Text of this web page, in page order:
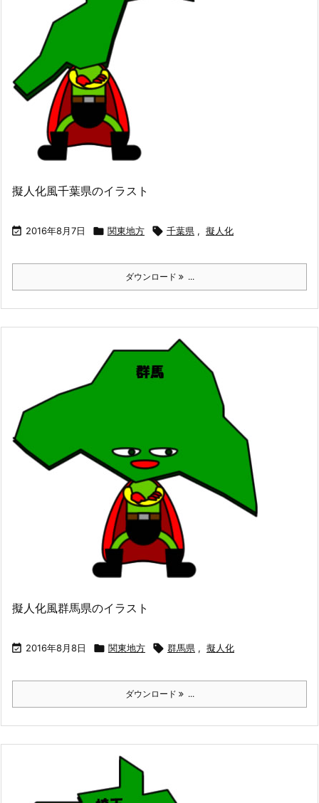
擬人化風千葉県のイラスト
 2016年8月7日  関東地方  千葉県 , 擬人化
ダウンロード ...
擬人化風群馬県のイラスト
 2016年8月8日  関東地方  群馬県 , 擬人化
ダウンロード ...